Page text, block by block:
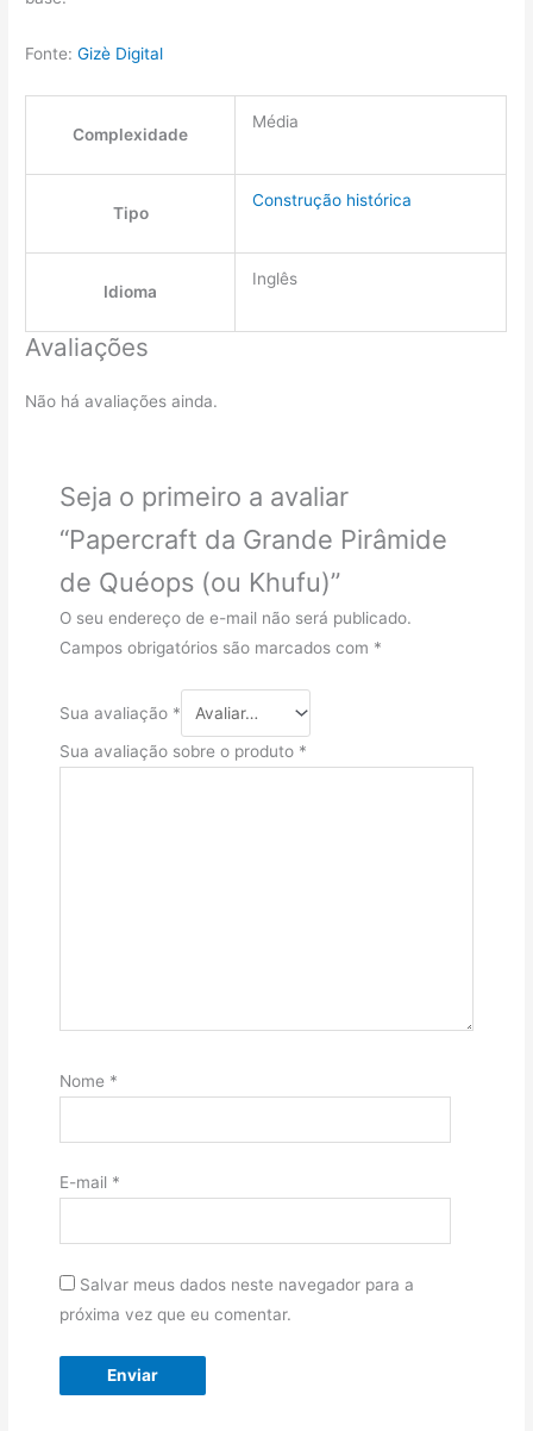
Fonte:Gizè Digital
Complexidade
Média
Tipo
Construção histórica
Idioma
Inglês
Avaliações
Não há avaliações ainda.
Seja o primeiro a avaliar
“Papercraft da Grande Pirâmide
de Quéops (ou Khufu)”
O seu endereço de e-mail não será publicado.
Campos obrigatórios são marcados com *
Sua avaliação *
Sua avaliação sobre o produto *
Nome *
E-mail *
Salvar meus dados neste navegador para a
próxima vez que eu comentar.